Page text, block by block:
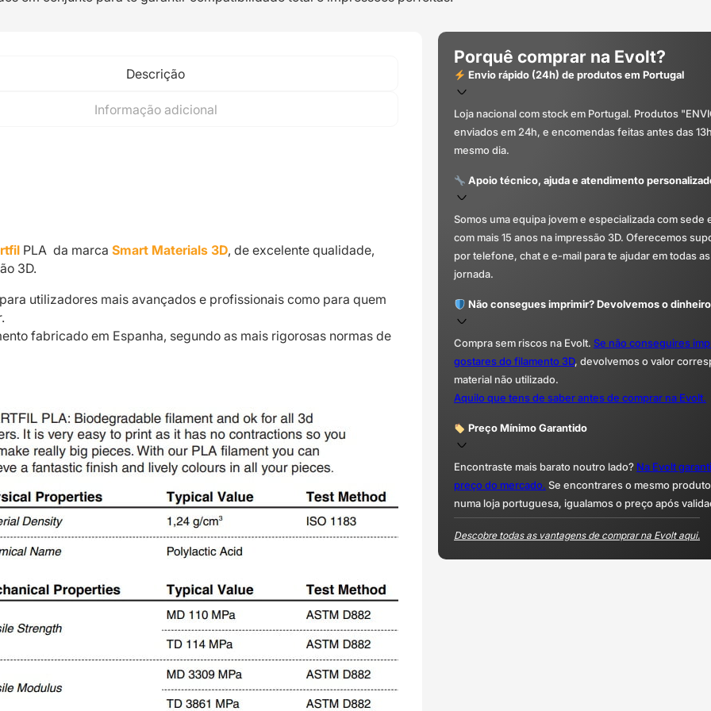
Descrição
Informação adicional
PLA da marca Smart Materials 3D, de excelente qualidade,
3D.
utilizadores mais avançados e profissionais como para quem
fabricado em Espanha, segundo as mais rigorosas normas de
Porquê comprar na Evolt?
Envio rápido (24h) de produtos em Portugal
Loja nacional com stock em Portugal. Produtos
enviados em 24h, e encomendas feitas antes das
mesmo dia.
Apoio técnico, ajuda e atendimento
Somos uma equipa jovem e especializada com sede
com mais 15 anos na impressão 3D. Oferecemos
por telefone, chat e e-mail para te ajudar em todas
jornada.
Não consegues imprimir? Devolvemos o
Compra sem riscos na Evolt. Se não conseguires
gostares do filamento 3D, devolvemos o valor
material não utilizado.
Aquilo que tens de saber antes de comprar na Evolt.
Preço Mínimo Garantido
Encontraste mais barato noutro lado? Na Evolt
preço do mercado. Se encontrares o mesmo
numa loja portuguesa, igualamos o preço após
Descobre todas as vantagens de comprar na Evolt aqui.